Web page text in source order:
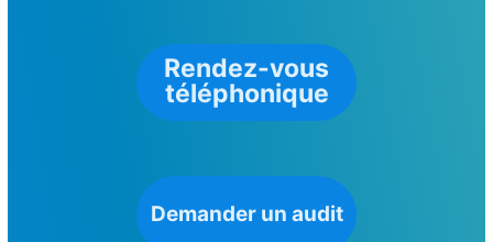
Rendez-vous
téléphonique
Demander un audit